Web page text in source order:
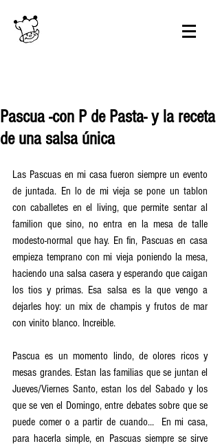
Pascua -con P de Pasta- y la receta
de una salsa única
Las Pascuas en mi casa fueron siempre un evento
de juntada. En lo de mi vieja se pone un tablon
con caballetes en el living, que permite sentar al
familion que sino, no entra en la mesa de talle
modesto-normal que hay. En fin, Pascuas en casa
empieza temprano con mi vieja poniendo la mesa,
haciendo una salsa casera y esperando que caigan
los tios y primas. Esa salsa es la que vengo a
dejarles hoy: un mix de champis y frutos de mar
con vinito blanco. Increible.
Pascua es un momento lindo, de olores ricos y
mesas grandes. Estan las familias que se juntan el
Jueves/Viernes Santo, estan los del Sabado y los
que se ven el Domingo, entre debates sobre que se
puede comer o a partir de cuando...  En mi casa,
para hacerla simple, en Pascuas siempre se sirve